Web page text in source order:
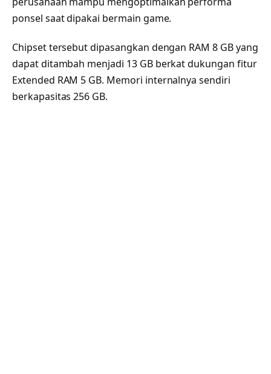
ponsel saat dipakai bermain game.
Chipset tersebut dipasangkan dengan RAM 8 GB yang
dapat ditambah menjadi 13 GB berkat dukungan fitur
Extended RAM 5 GB. Memori internalnya sendiri
berkapasitas 256 GB.